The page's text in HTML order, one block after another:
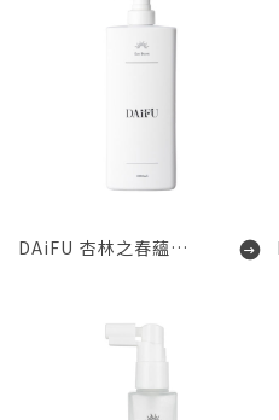
DAiFU 杏林之春蘊育洗髮露